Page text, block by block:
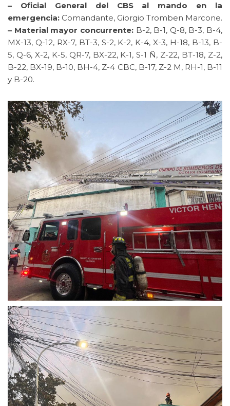
– Oficial General del CBS al mando en la
emergencia: Comandante, Giorgio Tromben Marcone.
– Material mayor concurrente:B-2, B-1, Q-8, B-3, B-4,
MX-13, Q-12, RX-7, BT-3, S-2, K-2, K-4, X-3, H-18, B-13, B-
5, Q-6, X-2, K-5, QR-7, BX-22, K-1, S-1 Ñ, Z-22, BT-18, Z-2,
B-22, BX-19, B-10, BH-4, Z-4 CBC, B-17, Z-2 M, RH-1, B-11
y B-20.